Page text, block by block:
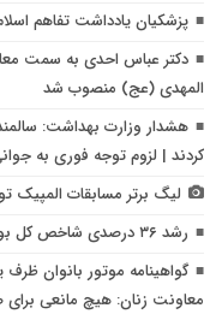
پزشکیان یادداشت تفاهم
دکتر عباس احدی به سمت
المهدی (عج) منصوب شد
کردند | لزوم توجه فوری به
لیگ برتر مسابقات المپیک
رشد ۳۶ درصدی شاخص کل بورس در ۴۵ روز
گواهینامه موتور بانوان
معاونت زنان: هیچ مانعی